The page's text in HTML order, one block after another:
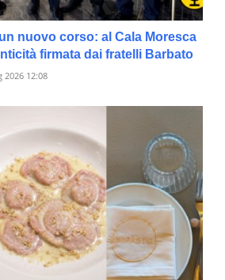
nuovo corso: al Cala Moresca
firmata dai fratelli Barbato
2026 12:08